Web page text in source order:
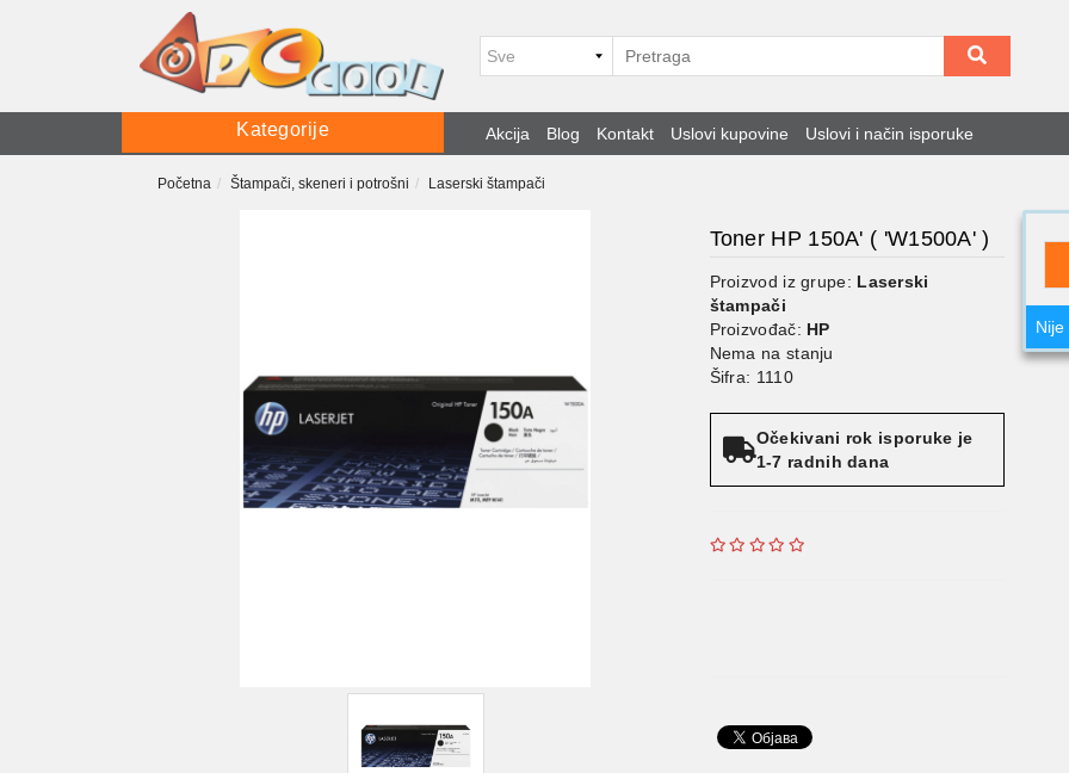
Kategorije Akcija Blog Kontakt Uslovi kupovine Uslovi i način isporuke
Početna Štampači, skeneri i potrošni Laserski štampači
Toner HP 150A' ( 'W1500A' )
Proizvod iz grupe: Laserski
štampači
Proizvođač: HP
Nema na stanju
Šifra: 1110
Očekivani rok isporuke je
1-7 radnih dana